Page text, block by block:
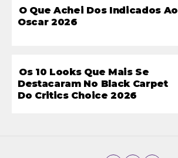
O Que Achei Dos Indicados Ao
Oscar 2026
Os 10 Looks Que Mais Se
Destacaram No Black Carpet
Do Critics Choice 2026